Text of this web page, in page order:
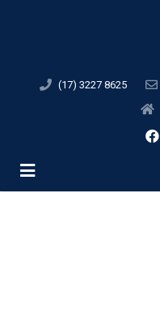
(17) 3227 8625